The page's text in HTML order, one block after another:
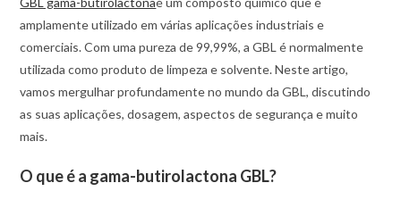
amplamente utilizado em várias aplicações industriais e
comerciais. Com uma pureza de 99,99%, a GBL é normalmente
utilizada como produto de limpeza e solvente. Neste artigo,
vamos mergulhar profundamente no mundo da GBL, discutindo
as suas aplicações, dosagem, aspectos de segurança e muito
mais.
O que é a gama-butirolactona GBL?